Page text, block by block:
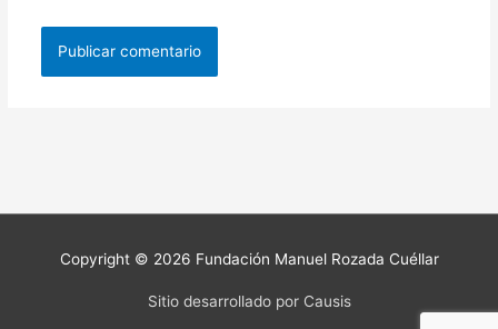
Copyright © 2026 Fundación Manuel Rozada Cuéllar
Sitio desarrollado por Causis